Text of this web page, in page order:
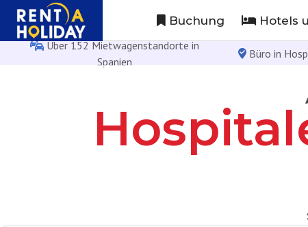
Buchung Hotels
Über 152 Mietwagenstandorte in
Spanien
Büro in